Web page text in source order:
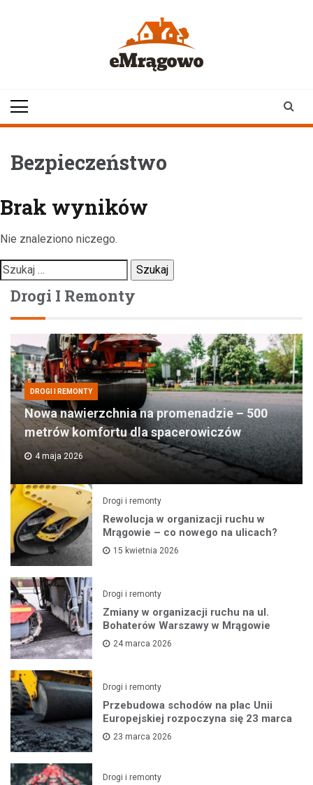
Bezpieczeństwo
Brak wyników
Nie znaleziono niczego.
Szukaj:
Drogi I Remonty
DROGI I REMONTY
Nowa nawierzchnia na promenadzie – 500
metrów komfortu dla spacerowiczów
4 maja 2026
Drogi i remonty
Rewolucja w organizacji ruchu w
Mrągowie – co nowego na ulicach?
15 kwietnia 2026
Drogi i remonty
Zmiany w organizacji ruchu na ul.
Bohaterów Warszawy w Mrągowie
24 marca 2026
Drogi i remonty
Przebudowa schodów na plac Unii
Europejskiej rozpoczyna się 23 marca
23 marca 2026
Drogi i remonty